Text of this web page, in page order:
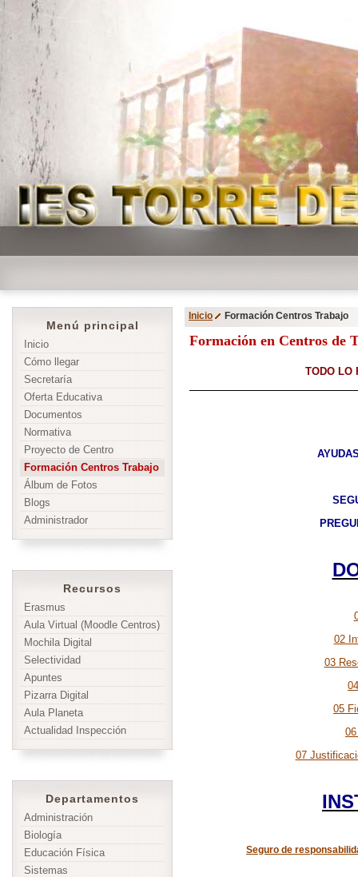
Menú principal
Inicio
Cómo llegar
Secretaría
Oferta Educativa
Documentos
Normativa
Proyecto de Centro
Formación Centros Trabajo
Álbum de Fotos
Blogs
Administrador
Recursos
Erasmus
Aula Virtual (Moodle Centros)
Mochila Digital
Selectividad
Apuntes
Pizarra Digital
Aula Planeta
Actualidad Inspección
Departamentos
Administración
Biología
Educación Física
Sistemas
Inicio Formación Centros Trabajo
Formación en Centros de
TODO LO
02
03
05
07
Seguro de